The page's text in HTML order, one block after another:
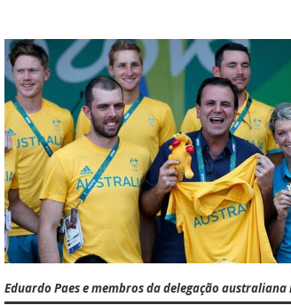
Eduardo Paes e membros da delegação australiana